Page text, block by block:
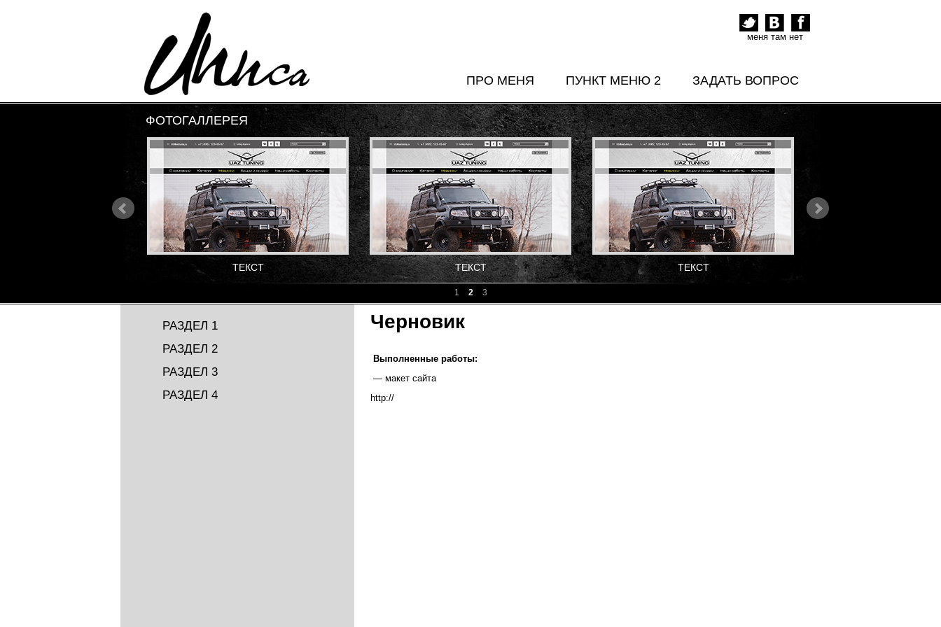
меня там нет
ПРО МЕНЯ ПУНКТ МЕНЮ 2 ЗАДАТЬ ВОПРОС
ФОТОГАЛЛЕРЕЯ
ТЕКСТ ТЕКСТ ТЕКСТ
1 2 3
Черновик
Выполненные работы:
— макет сайта
http://
РАЗДЕЛ 1
РАЗДЕЛ 2
РАЗДЕЛ 3
РАЗДЕЛ 4